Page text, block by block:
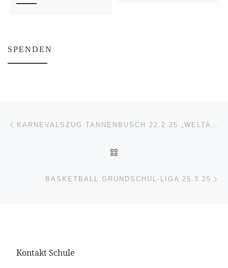
SPENDEN
Beitragsnavigation
BASKETBALL GRUNDSCHUL-LIGA 25.3.25
Kontakt Schule